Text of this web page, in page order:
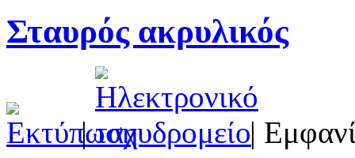
Σταυρός ακρυλικός
| |